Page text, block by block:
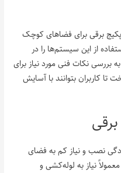
پکیج برقی برای فضاهای کوچک
از این سیستم‌ها را در
نکات فنی مورد نیاز برای
تا کاربران بتوانند با آسایش
نصب و نیاز کم به فضای
نیاز به لوله‌کشی و